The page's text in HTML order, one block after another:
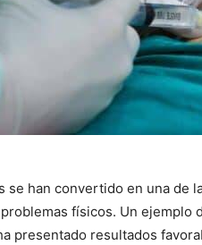
se han convertido en una de
físicos. Un ejemplo
presentado resultados